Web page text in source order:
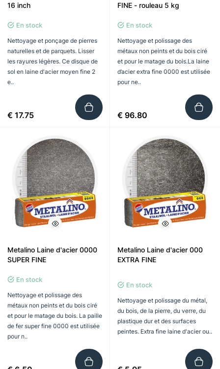
16 inch
En stock
Nettoyage et ponçage de pierres
naturelles et de parquets. Lisser
les rayures légères. Ce disque de
sol en laine d'acier moyen fine 2
e..
€ 17.75
FINE - rouleau 5 kg
En stock
Nettoyage et polissage des
métaux non peints et du bois ciré
et pour le matage du bois.La laine
d’acier extra fine 0000 est utilisée
pour ne..
€ 96.80
Metalino Laine d'acier 0000
SUPER FINE
En stock
Nettoyage et polissage des
métaux non peints et du bois ciré
et pour le matage du bois. La paille
de fer super fine 0000 est utilisée
pour n..
Metalino Laine d'acier 000
EXTRA FINE
En stock
Nettoyage et polissage du métal,
du bois, de la pierre, du verre, du
plastique dur et des surfaces
peintes. Extra fine laine d'acier ou..